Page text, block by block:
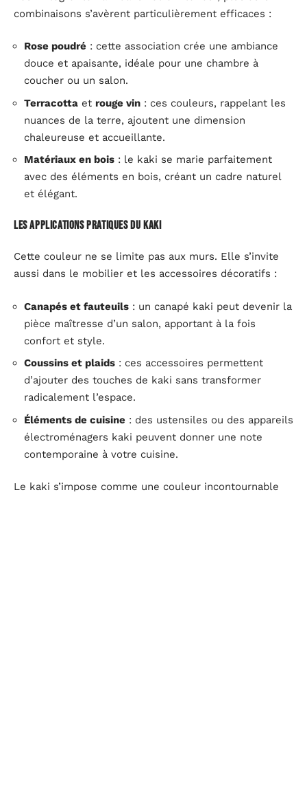
combinaisons s’avèrent particulièrement efficaces :
Rose poudré : cette association crée une ambiance
douce et apaisante, idéale pour une chambre à
coucher ou un salon.
Terracotta et rouge vin : ces couleurs, rappelant les
nuances de la terre, ajoutent une dimension
chaleureuse et accueillante.
Matériaux en bois : le kaki se marie parfaitement
avec des éléments en bois, créant un cadre naturel
et élégant.
Les applications pratiques du kaki
Cette couleur ne se limite pas aux murs. Elle s’invite
aussi dans le mobilier et les accessoires décoratifs :
Canapés et fauteuils : un canapé kaki peut devenir la
pièce maîtresse d’un salon, apportant à la fois
confort et style.
Coussins et plaids : ces accessoires permettent
d’ajouter des touches de kaki sans transformer
radicalement l’espace.
Éléments de cuisine : des ustensiles ou des appareils
électroménagers kaki peuvent donner une note
contemporaine à votre cuisine.
Le kaki s’impose comme une couleur incontournable